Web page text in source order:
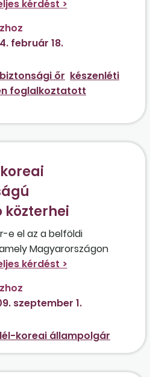
be, hogy a
napjain reggel
óra munkaidő, ezt
másnap 07.00 óráig 12
körbejárják a területet,
ügyelet idejére a
pótlékot kapnak.
február 18.
biztonsági őr készenléti
foglalkoztatott
e el az a belföldi
Magyarországon
dél-koreai
után, aki 2007. június 1-je
áll a társasággal, nem
sem a
a tételes ehót? A
munkabére 900
a személyi
szeptember 1.
koreai állampolgár